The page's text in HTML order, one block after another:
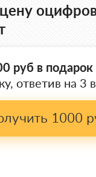
руб в подарок
ответив на 3
1000